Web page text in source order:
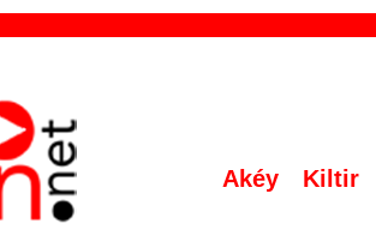
Akéy Kiltir